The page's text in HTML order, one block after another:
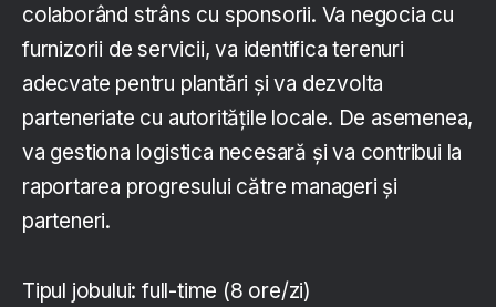
colaborând strâns cu sponsorii. Va negocia cu
furnizorii de servicii, va identifica terenuri
adecvate pentru plantări și va dezvolta
parteneriate cu autoritățile locale. De asemenea,
va gestiona logistica necesară și va contribui la
raportarea progresului către manageri și
parteneri.
Tipul jobului: full-time (8 ore/zi)